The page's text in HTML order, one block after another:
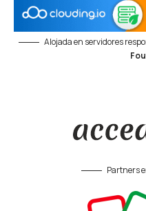
Alojada en servidores
Partners